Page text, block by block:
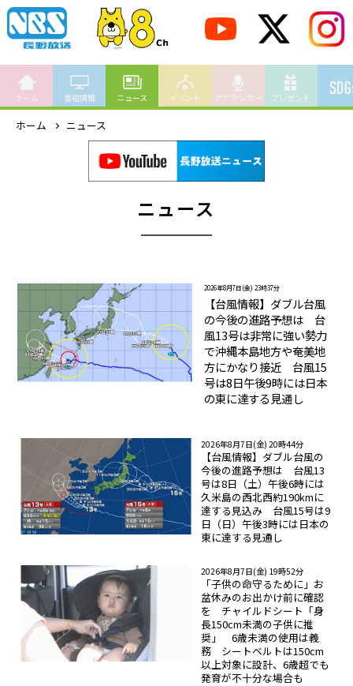
ホーム 番組情報 ニュース イベント アナウンサー プレゼント
ホーム ニュース
ニュース
2026年8月7日(金) 23時37分
【台風情報】ダブル台風
の今後の進路予想は 台
風13号は非常に強い勢力
で沖縄本島地方や奄美地
方にかなり接近 台風15
号は8日午後9時には日本
の東に達する見通し
2026年8月7日(金) 20時44分
【台風情報】ダブル台風の
今後の進路予想は 台風13
号は8日（土）午後6時には
久米島の西北西約190kmに
達する見込み 台風15号は9
日（日）午後3時には日本の
東に達する見通し
2026年8月7日(金) 19時52分
「子供の命守るために」お
盆休みのお出かけ前に確認
を チャイルドシート「身
長150cm未満の子供に推
奨」 6歳未満の使用は義
務 シートベルトは150cm
以上対象に設計、6歳超でも
発育が不十分な場合も